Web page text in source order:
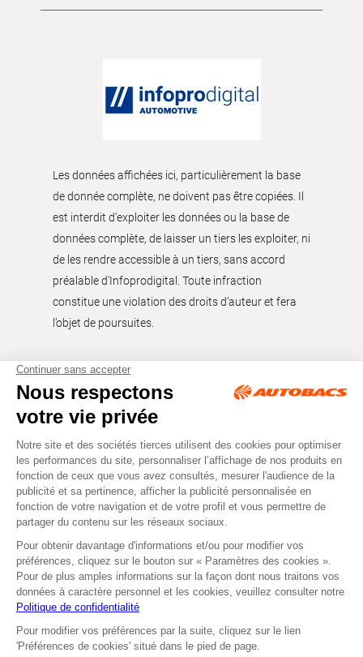
Les données affichées ici, particulièrement la base
de donnée complète, ne doivent pas être copiées. Il
est interdit d’exploiter les données ou la base de
données complète, de laisser un tiers les exploiter, ni
de les rendre accessible à un tiers, sans accord
préalable d'Infoprodigital. Toute infraction
constitue une violation des droits d’auteur et fera
l’objet de poursuites.
Tous droits réservés © Autobacs
Mentions légales RGPD
Cookies CGV
Facebook Instagram